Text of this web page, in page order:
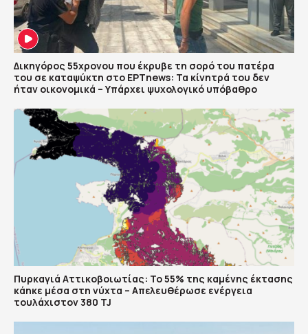
Δικηγόρος 55χρονου που έκρυβε τη σορό του πατέρα
του σε καταψύκτη στο ΕΡΤnews: Τα κίνητρά του δεν
ήταν οικονομικά – Υπάρχει ψυχολογικό υπόβαθρο
Πυρκαγιά Αττικοβοιωτίας: Το 55% της καμένης έκτασης
κάηκε μέσα στη νύχτα – Απελευθέρωσε ενέργεια
τουλάχιστον 380 TJ